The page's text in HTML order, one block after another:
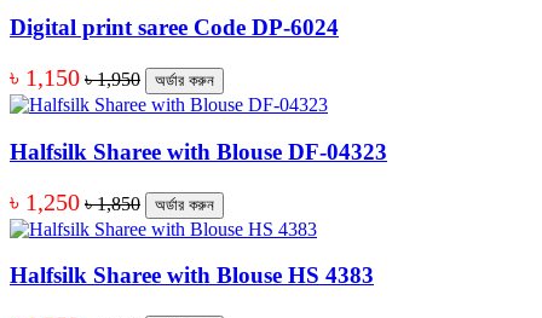
Digital print saree Code DP-6024
৳ 1,150 ৳ 1,950 অর্ডার করুন
Halfsilk Sharee with Blouse DF-04323
৳ 1,250 ৳ 1,850 অর্ডার করুন
Halfsilk Sharee with Blouse HS 4383